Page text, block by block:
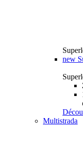
new
Multistrada